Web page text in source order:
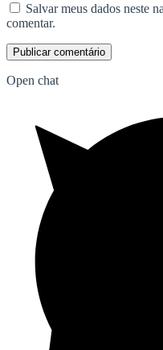
Salvar meus dados neste
comentar.
Open chat